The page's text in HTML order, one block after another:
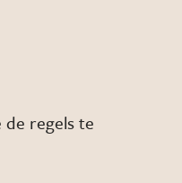
de regels te